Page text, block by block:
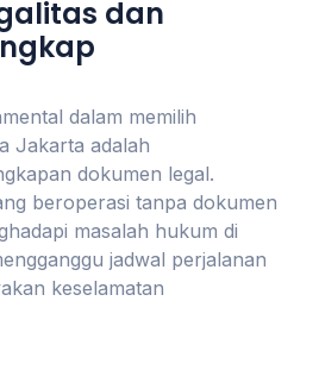
dan
dalam memilih
Jakarta adalah
dokumen legal.
beroperasi tanpa dokumen
masalah hukum di
jadwal perjalanan
keselamatan